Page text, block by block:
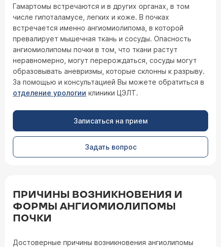
Гамартомы встречаются и в других органах, в том
числе гипоталамусе, легких и коже. В почках
встречается именно ангиомиолипома, в которой
превалирует мышечная ткань и сосуды. Опасность
ангиомиолипомы почки в том, что ткани растут
неравномерно, могут перерождаться, сосуды могут
образовывать аневризмы, которые склонны к разрыву.
За помощью и консультацией Вы можете обратиться в
отделение урологии клиники ЦЭЛТ.
Записаться на прием
Задать вопрос
ПРИЧИНЫ ВОЗНИКНОВЕНИЯ И
ФОРМЫ АНГИОМИОЛИПОМЫ
ПОЧКИ
Достоверные причины возникновения ангиолипомы